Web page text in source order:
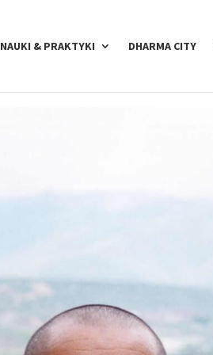
NAUKI & PRAKTYKI DHARMA CITY